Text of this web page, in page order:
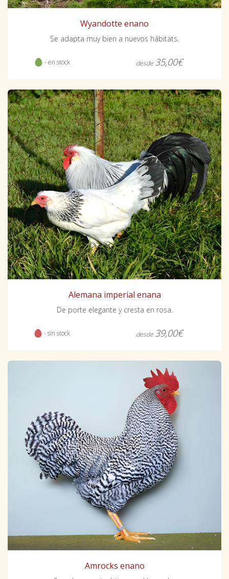
Wyandotte enano
Se adapta muy bien a nuevos hábitats.
- en stock desde 35,00€
Alemana imperial enana
De porte elegante y cresta en rosa.
- sin stock desde 39,00€
Amrocks enano